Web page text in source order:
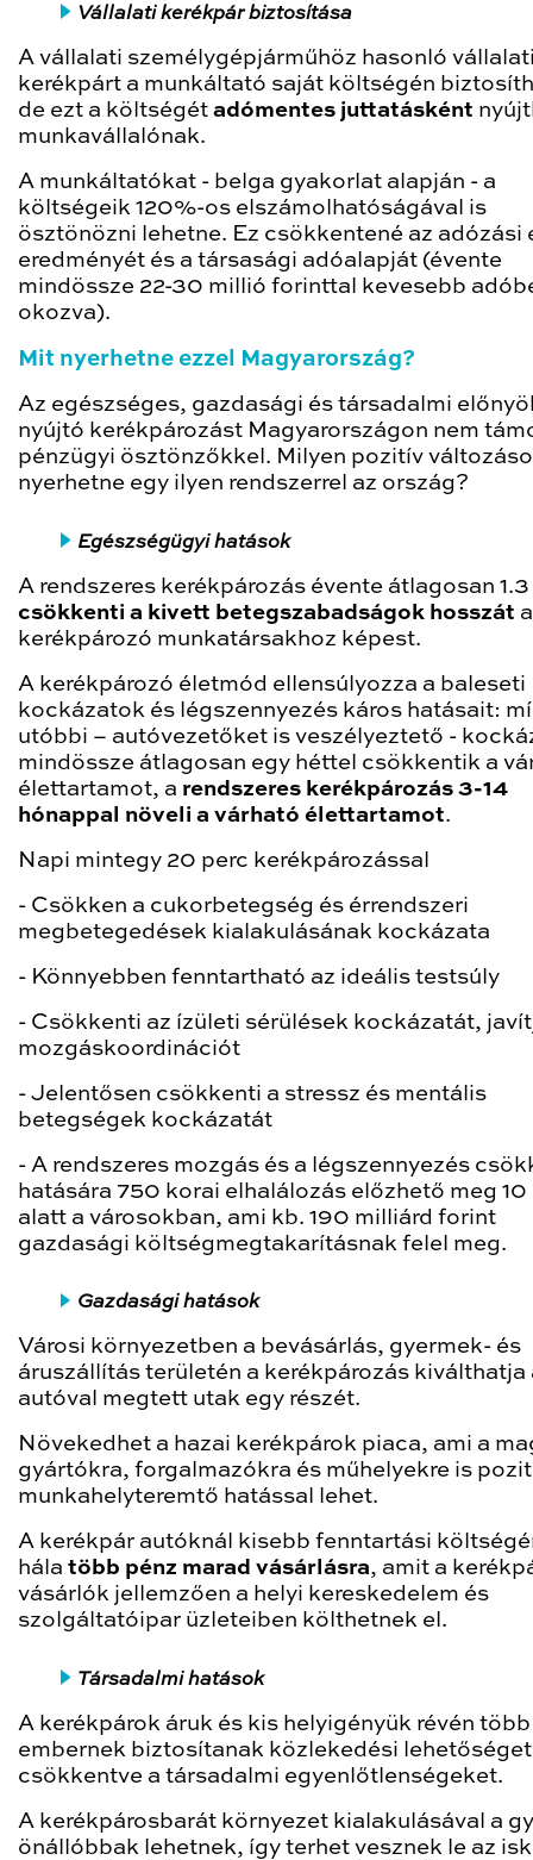
Vállalati kerékpár biztosítása
A vállalati személygépjárműhöz hasonló
kerékpárt a munkáltató saját költségén
de ezt a költségét adómentes juttatásként
munkavállalónak.
A munkáltatókat - belga gyakorlat alapján - a
költségeik 120%-os elszámolhatóságával is
ösztönözni lehetne. Ez csökkentené az adózási
eredményét és a társasági adóalapját (évente
mindössze 22-30 millió forinttal kevesebb
okozva).
Mit nyerhetne ezzel Magyarország?
Az egészséges, gazdasági és társadalmi
nyújtó kerékpározást Magyarországon nem
pénzügyi ösztönzőkkel. Milyen pozitív
nyerhetne egy ilyen rendszerrel az ország?
Egészségügyi hatások
A rendszeres kerékpározás évente átlagosan
csökkenti a kivett betegszabadságok hosszát
kerékpározó munkatársakhoz képest.
A kerékpározó életmód ellensúlyozza a baleseti
kockázatok és légszennyezés káros hatásait:
utóbbi – autóvezetőket is veszélyeztető -
mindössze átlagosan egy héttel csökkentik a
élettartamot, a rendszeres kerékpározás 3-14
hónappal növeli a várható élettartamot.
Napi mintegy 20 perc kerékpározással
- Csökken a cukorbetegség és érrendszeri
megbetegedések kialakulásának kockázata
- Könnyebben fenntartható az ideális testsúly
- Csökkenti az ízületi sérülések kockázatát,
mozgáskoordinációt
- Jelentősen csökkenti a stressz és mentális
betegségek kockázatát
- A rendszeres mozgás és a légszennyezés
hatására 750 korai elhalálozás előzhető meg 10
alatt a városokban, ami kb. 190 milliárd forint
gazdasági költségmegtakarításnak felel meg.
Gazdasági hatások
Városi környezetben a bevásárlás, gyermek- és
áruszállítás területén a kerékpározás kiválthatja
autóval megtett utak egy részét.
Növekedhet a hazai kerékpárok piaca, ami a
gyártókra, forgalmazókra és műhelyekre is
munkahelyteremtő hatással lehet.
A kerékpár autóknál kisebb fenntartási
hála több pénz marad vásárlásra, amit a
vásárlók jellemzően a helyi kereskedelem és
szolgáltatóipar üzleteiben költhetnek el.
Társadalmi hatások
A kerékpárok áruk és kis helyigényük révén több
embernek biztosítanak közlekedési
csökkentve a társadalmi egyenlőtlenségeket.
A kerékpárosbarát környezet kialakulásával a
önállóbbak lehetnek, így terhet vesznek le az